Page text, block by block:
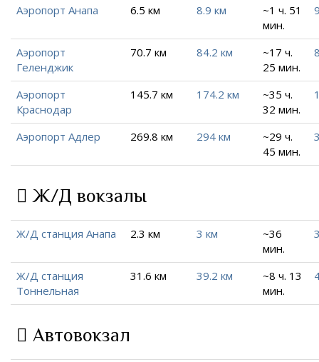
Аэропорт Анапа 6.5 км 8.9 км
~1 ч. 51
мин.
Аэропорт
Геленджик
70.7 км 84.2 км
~17 ч.
25 мин.
Аэропорт
Краснодар
145.7 км 174.2 км
~35 ч.
32 мин.
Аэропорт Адлер 269.8 км 294 км
~29 ч.
45 мин.
Ж/Д вокзалы
Ж/Д станция Анапа 2.3 км 3 км
~36
мин.
Ж/Д станция
Тоннельная
31.6 км 39.2 км
~8 ч. 13
мин.
Автовокзал